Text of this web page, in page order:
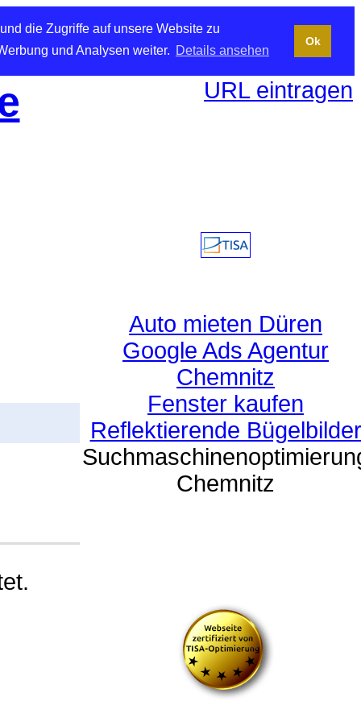
die Zugriffe auf unsere Website zu
und Analysen weiter. Details ansehen
Ok
URL eintragen
Auto mieten Düren
Google Ads Agentur
Chemnitz
Fenster kaufen
Reflektierende Bügelbilder
Chemnitz